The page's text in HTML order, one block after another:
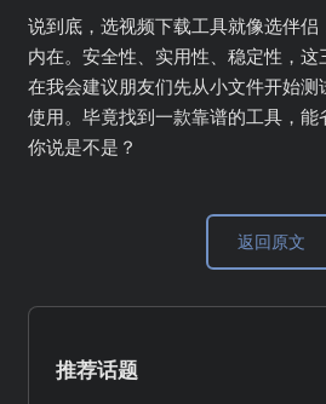
说到底，选视频下载工具就像选伴
内在。安全性、实用性、稳定性，
在我会建议朋友们先从小文件开始测
使用。毕竟找到一款靠谱的工具，能
你说是不是？
返回原文
推荐话题